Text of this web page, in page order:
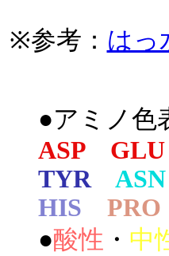
※参考： はっ
●アミノ色
ASP GLU
TYR
HIS
PRO
●酸性 ・ 中